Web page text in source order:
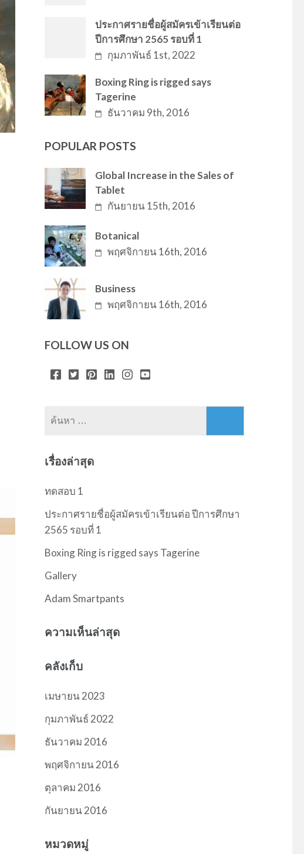
ประกาศรายชื่อผู้สมัครเข้าเรียนต่อ
ปีการศึกษา 2565 รอบที่ 1
กุมภาพันธ์ 1st, 2022
Boxing Ring is rigged says
Tagerine
ธันวาคม 9th, 2016
POPULAR POSTS
Global Increase in the Sales of
Tablet
กันยายน 15th, 2016
Botanical
พฤศจิกายน 16th, 2016
Business
พฤศจิกายน 16th, 2016
FOLLOW US ON
เรื่องล่าสุด
ทดสอบ 1
ประกาศรายชื่อผู้สมัครเข้าเรียนต่อ ปีการศึกษา
2565 รอบที่ 1
Boxing Ring is rigged says Tagerine
Gallery
Adam Smartpants
ความเห็นล่าสุด
คลังเก็บ
เมษายน 2023
กุมภาพันธ์ 2022
ธันวาคม 2016
พฤศจิกายน 2016
ตุลาคม 2016
กันยายน 2016
หมวดหมู่